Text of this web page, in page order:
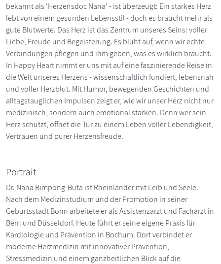
bekannt als 'Herzensdoc Nana' - ist überzeugt: Ein starkes Herz
lebt von einem gesunden Lebensstil - doch es braucht mehr als
gute Blutwerte. Das Herz ist das Zentrum unseres Seins: voller
Liebe, Freude und Begeisterung. Es blüht auf, wenn wir echte
Verbindungen pflegen und ihm geben, was es wirklich braucht.
In Happy Heart nimmt er uns mit auf eine faszinierende Reise in
die Welt unseres Herzens - wissenschaftlich fundiert, lebensnah
und voller Herzblut. Mit Humor, bewegenden Geschichten und
alltagstauglichen Impulsen zeigt er, wie wir unser Herz nicht nur
medizinisch, sondern auch emotional stärken. Denn wer sein
Herz schützt, öffnet die Tür zu einem Leben voller Lebendigkeit,
Vertrauen und purer Herzensfreude.
Portrait
Dr. Nana Bimpong-Buta ist Rheinländer mit Leib und Seele.
Nach dem Medizinstudium und der Promotion in seiner
Geburtsstadt Bonn arbeitete er als Assistenzarzt und Facharzt in
Bern und Düsseldorf. Heute führt er seine eigene Praxis für
Kardiologie und Prävention in Bochum. Dort verbindet er
moderne Herzmedizin mit innovativer Prävention,
Stressmedizin und einem ganzheitlichen Blick auf die